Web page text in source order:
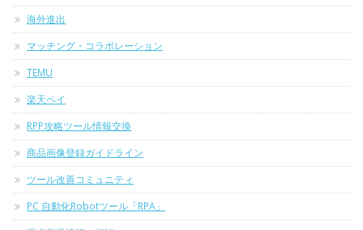
海外進出
マッチング・コラボレーション
TEMU
楽天ペイ
RPP攻略ツール情報交換
商品画像登録ガイドライン
ツール改善コミュニティ
PC 自動化Robotツール「RPA」